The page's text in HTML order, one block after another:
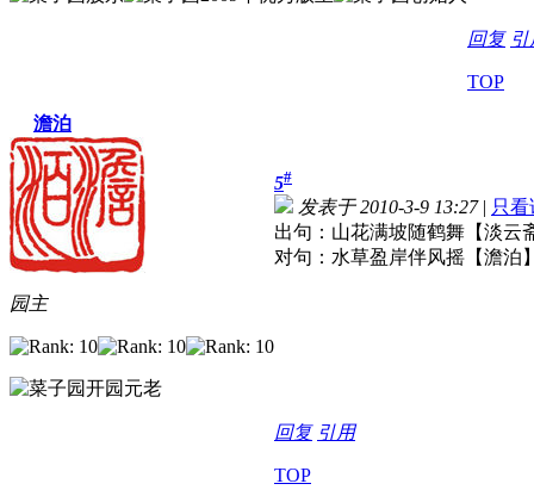
回复
TOP
澹泊
园主
5#
发表于 2010-3-9 13:27| 只
出句：山花满坡随鹤舞【淡云
对句：水草盈岸伴风摇【澹泊
回复 引用
TOP